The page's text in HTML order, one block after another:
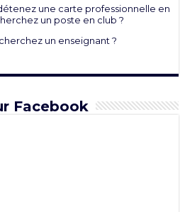
une carte professionnelle en
un poste en club ?
un enseignant ?
Facebook